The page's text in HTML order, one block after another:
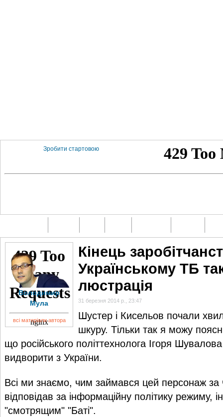
Зробити стартовою
Володимир
Мула
всі матеріали автора
Кінець
Українському ТБ
люстрація
31 березня 2014 р., 23:47
Шустер і Кисельов почали
шкуру. Тільки так я можу
що російського політтехнолога Ігоря
видворити з України.
Всі ми знаємо, чим займався цей персонаж за
відповідав за інформаційну політику
"смотрящим" "Баті".